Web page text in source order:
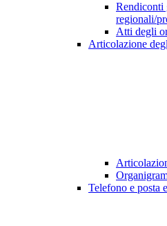
Rendiconti
regionali/
Atti degli
Articolazione
Telefono e posta